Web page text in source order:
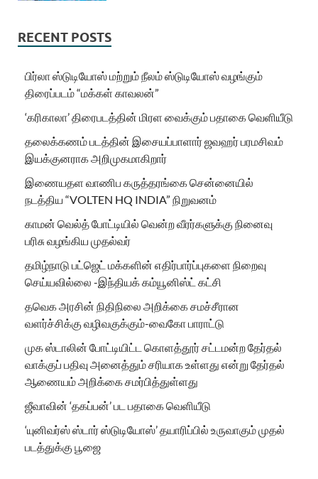
RECENT POSTS
பிர்லா ஸ்டுடியோஸ் மற்றும் நீலம் ஸ்டுடியோஸ் வழங்கும்
திரைப்படம் “மக்கள் காவலன்”
‘கரிகாலா’ திரைபடத்தின் மிரள வைக்கும் பதாகை வெளியீடு
தலைக்கணம் படத்தின் இசையப்பாளார் ஜவஹர் பரமசிவம்
இயக்குனராக அறிமுகமாகிறார்
இணையதள வாணிப கருத்தரங்கை சென்னையில்
நடத்திய “VOLTEN HQ INDIA” நிறுவனம்
காமன் வெல்த் போட்டியில் வென்ற வீரர்களுக்கு நினைவு
பரிசு வழங்கிய முதல்வர்
தமிழ்நாடு பட்ஜெட் மக்களின் எதிர்பார்ப்புகளை நிறைவு
செய்யவில்லை -இந்தியக் கம்யூனிஸ்ட் கட்சி
தவெக அரசின் நிதிநிலை அறிக்கை சமச்சீரான
வளர்ச்சிக்கு வழிவகுக்கும்-வைகோ பாராட்டு
முக ஸ்டாலின் போட்டியிட்ட கொளத்தூர் சட்டமன்ற தேர்தல்
வாக்குப் பதிவு அனைத்தும் சரியாக உள்ளது என்று தேர்தல்
ஆணையம் அறிக்கை சமர்பித்துள்ளது
ஜீவாவின் ‘தகப்பன்’ பட பதாகை வெளியீடு
‘யுனிவர்ஸ் ஸ்டார் ஸ்டுடியோஸ்’ தயாரிப்பில் உருவாகும் முதல்
படத்துக்கு பூஜை